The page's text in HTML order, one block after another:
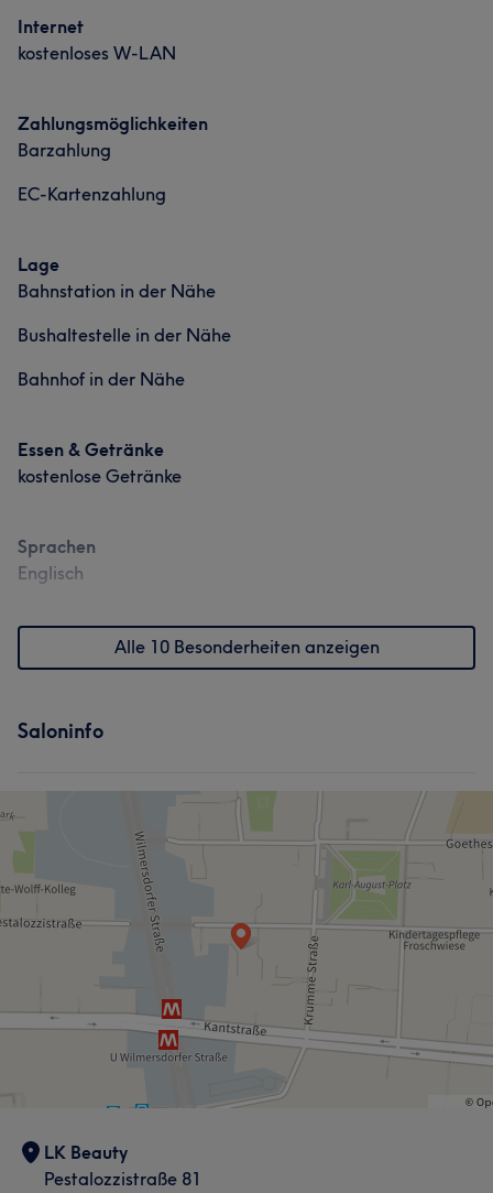
Was unsere Kunden über Team sagen
Internet
kostenloses W-LAN
Zahlungsmöglichkeiten
Barzahlung
EC-Kartenzahlung
Lage
Bahnstation in der Nähe
Bushaltestelle in der Nähe
Bahnhof in der Nähe
Essen & Getränke
kostenlose Getränke
Sprachen
Englisch
Alle 10 Besonderheiten anzeigen
Saloninfo
LK Beauty
Pestalozzistraße 81